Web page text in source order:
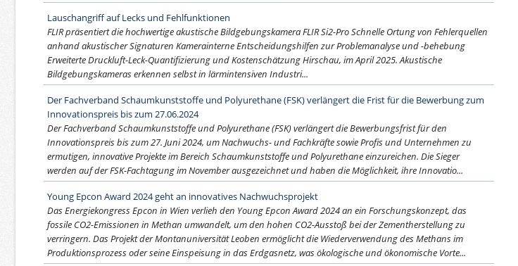
Lauschangriff auf Lecks und Fehlfunktionen
FLIR präsentiert die hochwertige akustische Bildgebungskamera FLIR Si2-Pro Schnelle Ortung von Fehlerquellen
anhand akustischer Signaturen Kamerainterne Entscheidungshilfen zur Problemanalyse und -behebung
Erweiterte Druckluft-Leck-Quantifizierung und Kostenschätzung Hirschau, im April 2025. Akustische
Bildgebungskameras erkennen selbst in lärmintensiven Industri...
Der Fachverband Schaumkunststoffe und Polyurethane (FSK) verlängert die Frist für die Bewerbung zum
Innovationspreis bis zum 27.06.2024
Der Fachverband Schaumkunststoffe und Polyurethane (FSK) verlängert die Bewerbungsfrist für den
Innovationspreis bis zum 27. Juni 2024, um Nachwuchs- und Fachkräfte sowie Profis und Unternehmen zu
ermutigen, innovative Projekte im Bereich Schaumkunststoffe und Polyurethane einzureichen. Die Sieger
werden auf der FSK-Fachtagung im November ausgezeichnet und haben die Möglichkeit, ihre Innovatio...
Young Epcon Award 2024 geht an innovatives Nachwuchsprojekt
Das Energiekongress Epcon in Wien verlieh den Young Epcon Award 2024 an ein Forschungskonzept, das
fossile CO2-Emissionen in Methan umwandelt, um den hohen CO2-Ausstoß bei der Zementherstellung zu
verringern. Das Projekt der Montanuniversität Leoben ermöglicht die Wiederverwendung des Methans im
Produktionsprozess oder seine Einspeisung in das Erdgasnetz, was ökologische und ökonomische Vorte...